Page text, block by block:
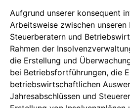
Aufgrund unserer konsequent
Arbeitsweise zwischen unseren
Steuerberatern und
Rahmen der
die Erstellung und
bei Betriebsfortführungen, die
betriebswirtschaftlichen
Jahresabschlüssen und